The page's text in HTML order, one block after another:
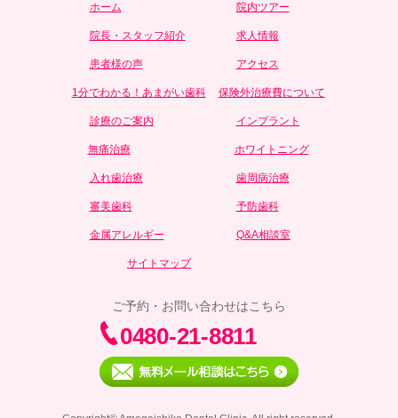
ホーム 院内ツアー
院長・スタッフ紹介 求人情報
患者様の声 アクセス
1分でわかる！あまがい歯科 保険外治療費について
診療のご案内 インプラント
無痛治療 ホワイトニング
入れ歯治療 歯周病治療
審美歯科 予防歯科
金属アレルギー Q&A相談室
サイトマップ
ご予約・お問い合わせはこちら
0480-21-8811